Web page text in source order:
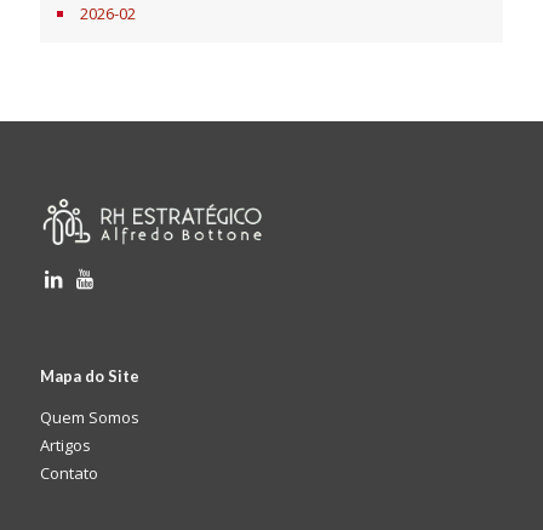
2026-02
Mapa do Site
Quem Somos
Artigos
Contato